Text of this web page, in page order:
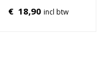
€ 18,90 incl btw